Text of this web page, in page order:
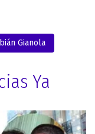
Gianola
Ya